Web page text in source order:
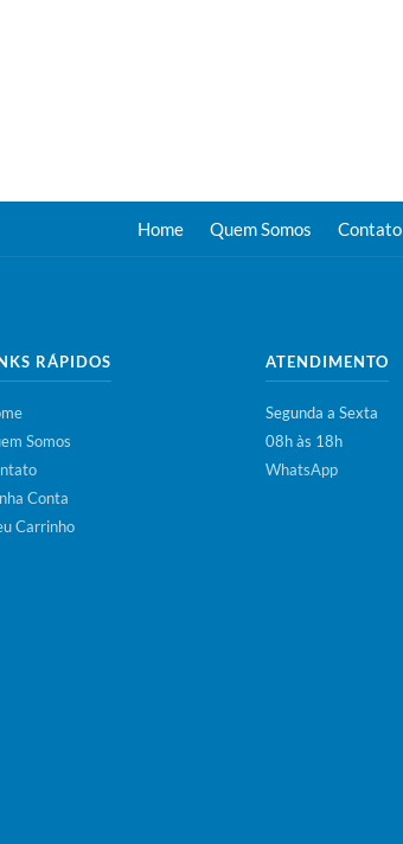
Home Quem Somos Contato
RÁPIDOS
Somos
Conta
Carrinho
ATENDIMENTO
Segunda a Sexta
08h às 18h
WhatsApp